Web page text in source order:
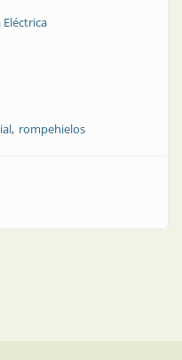
rompehielos
| Totalmente renovado, Irizar